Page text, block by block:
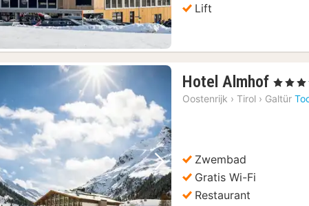
Lift
Vorige foto Volgende foto
Hotel Almhof 1
nacht
, 4
Oostenrijk › Tirol › Galtür
Zwembad
Gratis Wi-Fi
Restaurant